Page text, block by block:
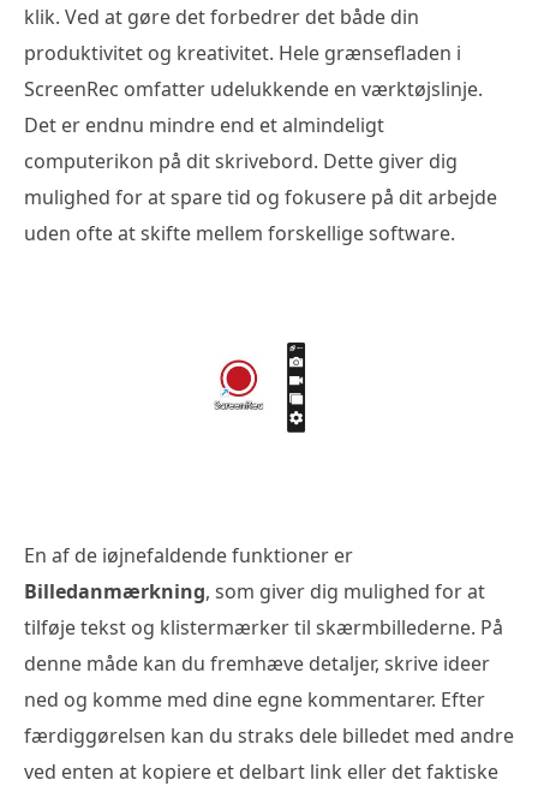
klik. Ved at gøre det forbedrer det både din
produktivitet og kreativitet. Hele grænsefladen i
ScreenRec omfatter udelukkende en værktøjslinje.
Det er endnu mindre end et almindeligt
computerikon på dit skrivebord. Dette giver dig
mulighed for at spare tid og fokusere på dit arbejde
uden ofte at skifte mellem forskellige software.
En af de iøjnefaldende funktioner er
Billedanmærkning, som giver dig mulighed for at
tilføje tekst og klistermærker til skærmbillederne. På
denne måde kan du fremhæve detaljer, skrive ideer
ned og komme med dine egne kommentarer. Efter
færdiggørelsen kan du straks dele billedet med andre
ved enten at kopiere et delbart link eller det faktiske